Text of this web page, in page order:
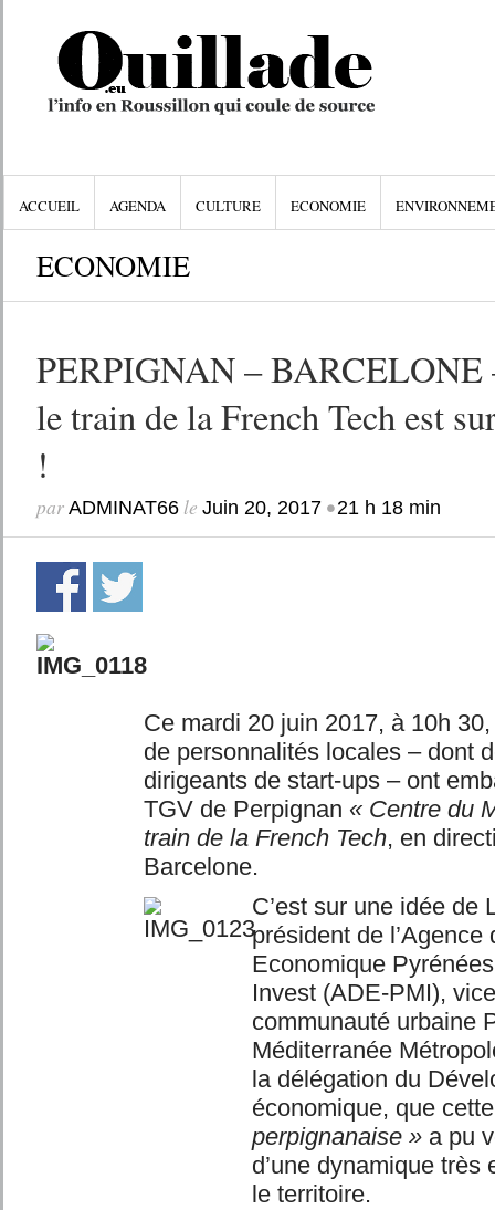
ACCUEIL AGENDA CULTURE ECONOMIE
ECONOMIE
PERPIGNAN –
le train de la French Tech est
!
par ADMINAT66le Juin 20, 2017•21 h 18 min
Ce mardi 20 juin 2017, à 10h
de personnalités locales – dont
dirigeants de start-ups – ont
TGV de Perpignan « Centre du
train de la French Tech, en
Barcelone.
C’est sur une idée de
président de
Economique
Invest (ADE-PMI),
communauté urbaine
Méditerranée
la délégation du
économique, que
perpignanaise »a pu
d’une dynamique très
le territoire.